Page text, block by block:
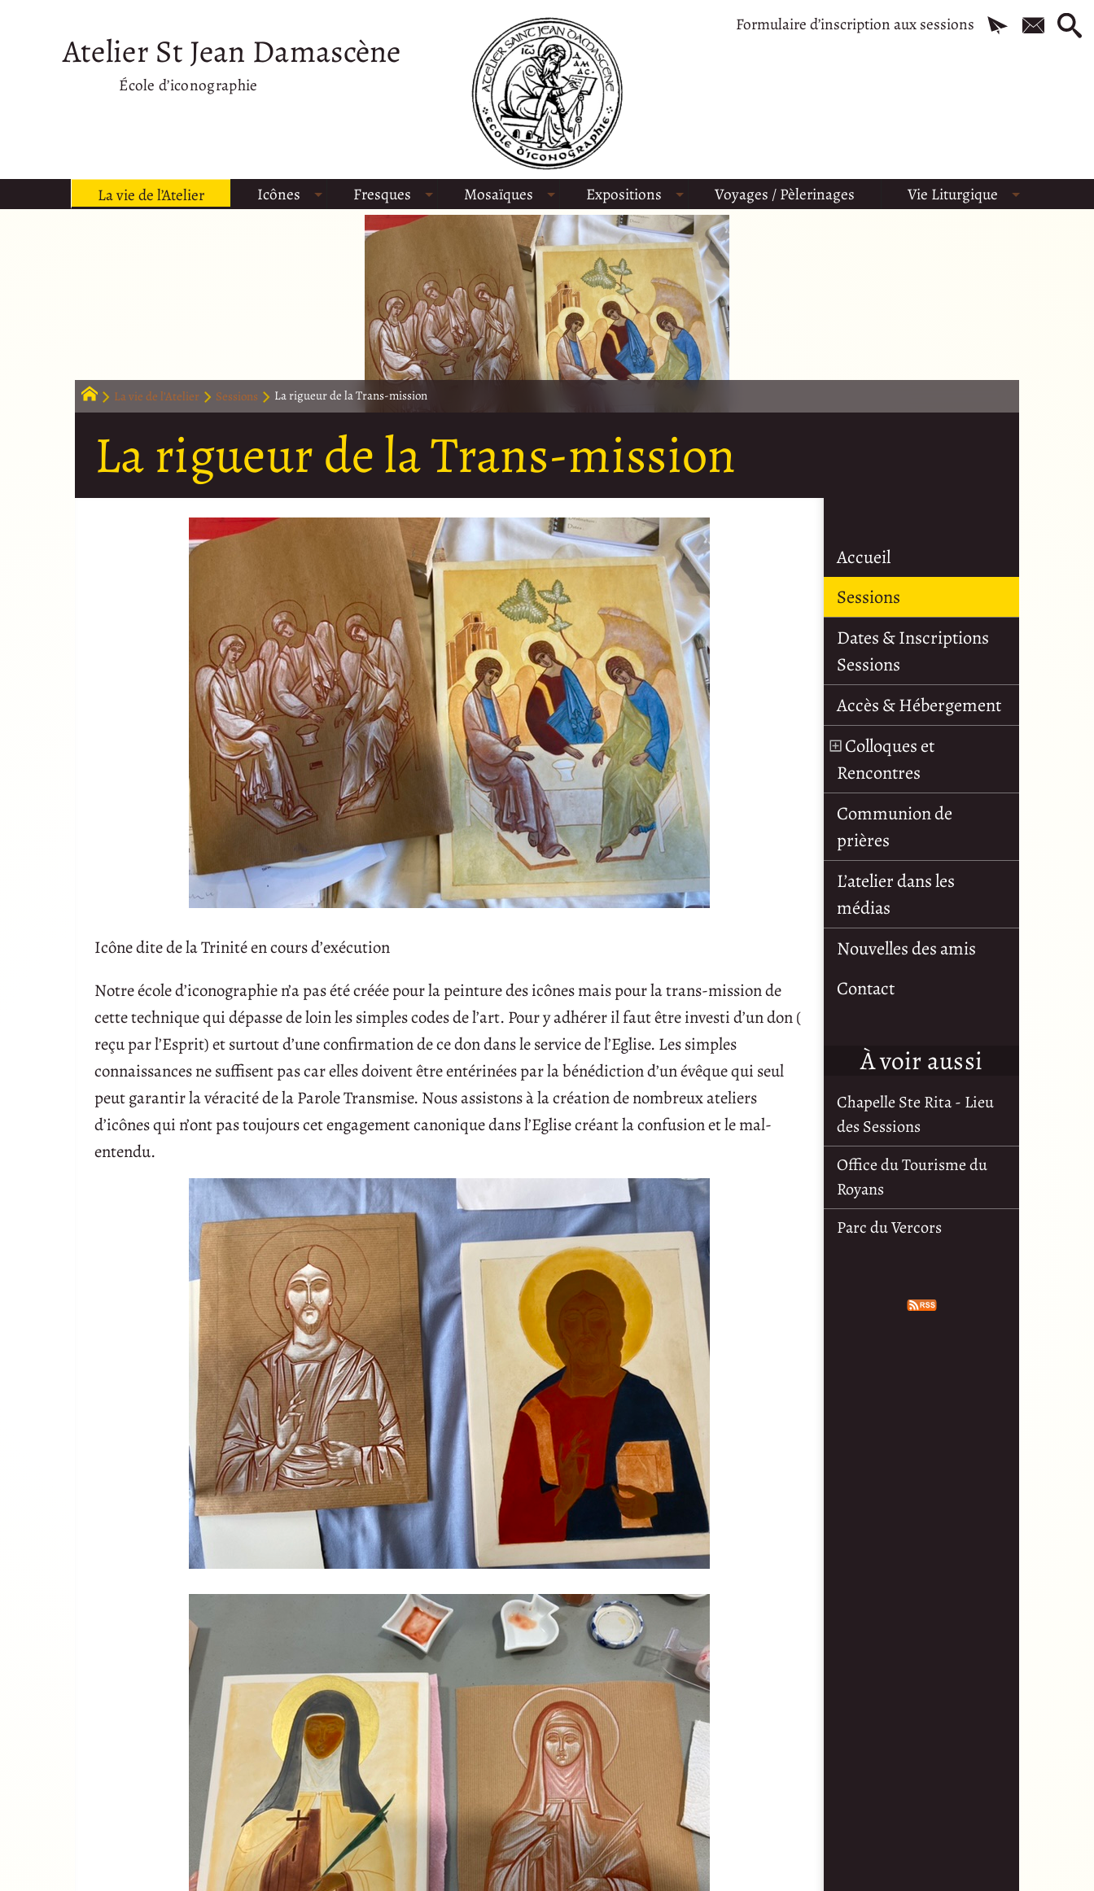
Formulaire d’inscription aux sessions
Atelier St Jean Damascène
École d’iconographie
La vie de l’Atelier Icônes Fresques Mosaïques Expositions Voyages / Pèlerinages Vie Liturgique
La vie de l’Atelier Sessions La rigueur de la Trans-mission
La rigueur de la Trans-mission
Icône dite de la Trinité en cours d’exécution
Notre école d’iconographie n’a pas été créée pour la peinture des icônes mais pour la trans-mission de
cette technique qui dépasse de loin les simples codes de l’art. Pour y adhérer il faut être investi d’un don (
reçu par l’Esprit) et surtout d’une confirmation de ce don dans le service de l’Eglise. Les simples
connaissances ne suffisent pas car elles doivent être entérinées par la bénédiction d’un évêque qui seul
peut garantir la véracité de la Parole Transmise. Nous assistons à la création de nombreux ateliers
d’icônes qui n’ont pas toujours cet engagement canonique dans l’Eglise créant la confusion et le mal-
entendu.
Accueil
Sessions
Dates & Inscriptions
Sessions
Accès & Hébergement
Colloques et
Rencontres
Communion de
prières
L’atelier dans les
médias
Nouvelles des amis
Contact
À voir aussi
Chapelle Ste Rita - Lieu
des Sessions
Office du Tourisme du
Royans
Parc du Vercors